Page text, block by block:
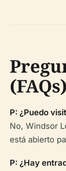
(FAQs)
P: ¿Puedo
No, Windsor
está abierto
P: ¿Hay